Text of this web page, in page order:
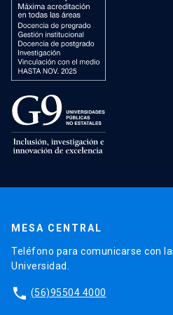
MESA CENTRAL
Teléfono para comunicarse con
Universidad.
phone (56)95504 4000